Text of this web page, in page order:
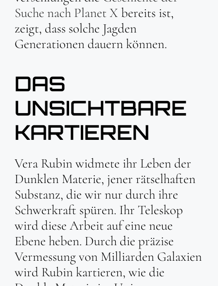
Suche nach Planet X bereits ist,
zeigt, dass solche Jagden
Generationen dauern können.
DAS
UNSICHTBARE
KARTIEREN
Vera Rubin widmete ihr Leben der
Dunklen Materie, jener rätselhaften
Substanz, die wir nur durch ihre
Schwerkraft spüren. Ihr Teleskop
wird diese Arbeit auf eine neue
Ebene heben. Durch die präzise
Vermessung von Milliarden Galaxien
wird Rubin kartieren, wie die